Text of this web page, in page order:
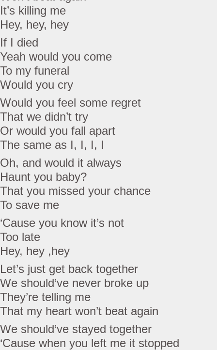
It’s killing me
Hey, hey, hey
If I died
Yeah would you come
To my funeral
Would you cry
Would you feel some regret
That we didn’t try
Or would you fall apart
The same as I, I, I, I
Oh, and would it always
Haunt you baby?
That you missed your chance
To save me
‘Cause you know it’s not
Too late
Hey, hey ,hey
Let’s just get back together
We should’ve never broke up
They’re telling me
That my heart won’t beat again
We should’ve stayed together
‘Cause when you left me it stopped